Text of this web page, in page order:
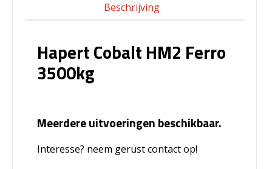
Beschrijving
Hapert Cobalt HM2 Ferro
3500kg
Meerdere uitvoeringen beschikbaar.
Interesse? neem gerust contact op!